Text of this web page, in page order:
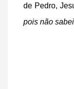
de Pedro,
pois não